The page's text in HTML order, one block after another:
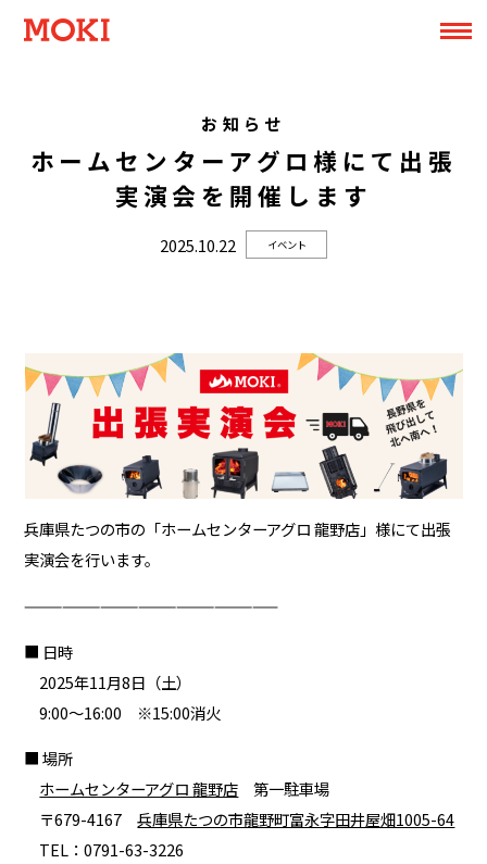
お知らせ
ホームセンターアグロ様にて出張
実演会を開催します
2025.10.22 イベント
兵庫県たつの市の「ホームセンターアグロ 龍野店」様にて出張
実演会を行います。
————————————————————
■ 日時
2025年11月8日（土）
9:00～16:00 ※15:00消火
■ 場所
ホームセンターアグロ 龍野店 第一駐車場
〒679-4167兵庫県たつの市龍野町富永字田井屋畑1005-64
TEL：0791-63-3226